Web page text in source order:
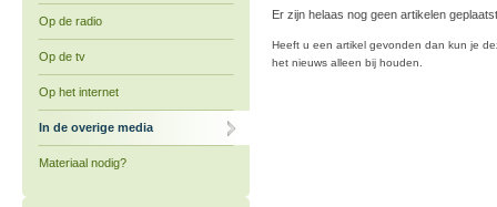
Op de radio
Op de tv
Op het internet
In de overige media
Materiaal nodig?
Er zijn helaas nog geen artikelen
Heeft u een artikel gevonden dan kun je
het nieuws alleen bij houden.